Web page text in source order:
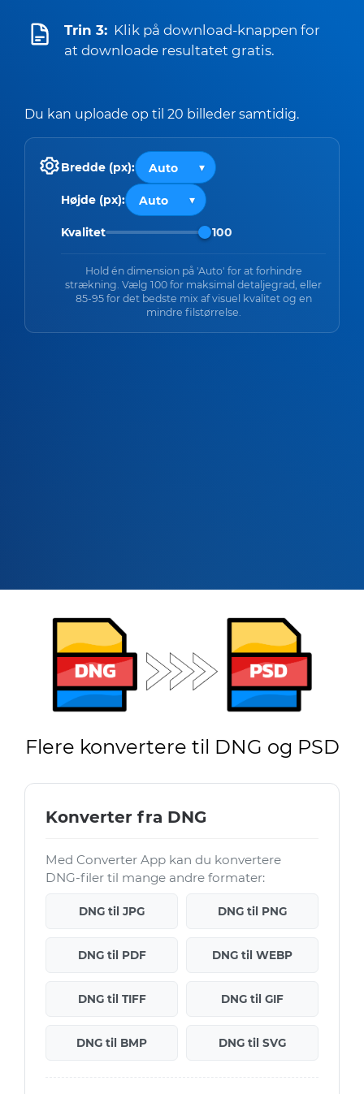
Trin 3: Klik på download-knappen for
at downloade resultatet gratis.
Du kan uploade op til 20 billeder samtidig.
Bredde (px):
Højde (px):
Kvalitet 100
Hold én dimension på 'Auto' for at forhindre
strækning. Vælg 100 for maksimal detaljegrad, eller
85-95 for det bedste mix af visuel kvalitet og en
mindre filstørrelse.
Flere konvertere til DNG og PSD
Konverter fra DNG
Med Converter App kan du konvertere
DNG-filer til mange andre formater:
DNG til JPG DNG til PNG
DNG til PDF DNG til WEBP
DNG til TIFF DNG til GIF
DNG til BMP DNG til SVG